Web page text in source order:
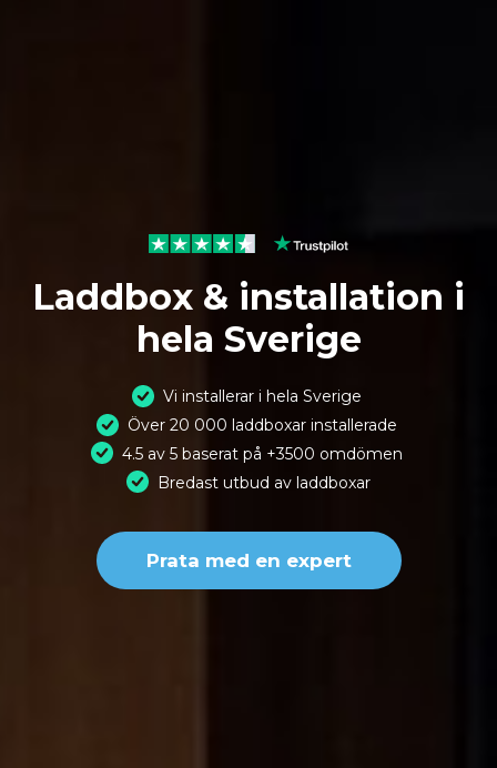
Laddbox & installation i
hela Sverige
Vi installerar i hela Sverige
Över 20 000 laddboxar installerade
4.5 av 5 baserat på +3500 omdömen
Bredast utbud av laddboxar
Prata med en expert